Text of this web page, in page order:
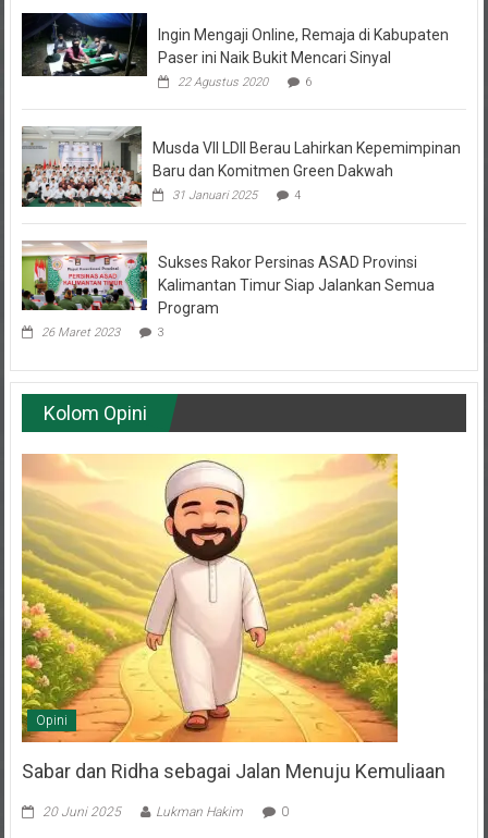
Ingin Mengaji Online, Remaja di Kabupaten
Paser ini Naik Bukit Mencari Sinyal
22 Agustus 2020 6
Musda VII LDII Berau Lahirkan Kepemimpinan
Baru dan Komitmen Green Dakwah
31 Januari 2025 4
Sukses Rakor Persinas ASAD Provinsi
Kalimantan Timur Siap Jalankan Semua
Program
26 Maret 2023 3
Kolom Opini
Opini
Sabar dan Ridha sebagai Jalan Menuju Kemuliaan
20 Juni 2025 Lukman Hakim 0